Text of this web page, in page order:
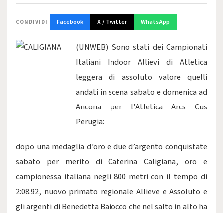
CONDIVIDI Facebook X / Twitter WhatsApp
(UNWEB) Sono stati dei Campionati
Italiani Indoor Allievi di Atletica
leggera di assoluto valore quelli
andati in scena sabato e domenica ad
Ancona per l’Atletica Arcs Cus
Perugia:
dopo una medaglia d’oro e due d’argento conquistate
sabato per merito di Caterina Caligiana, oro e
campionessa italiana negli 800 metri con il tempo di
2:08.92, nuovo primato regionale Allieve e Assoluto e
gli argenti di Benedetta Baiocco che nel salto in alto ha